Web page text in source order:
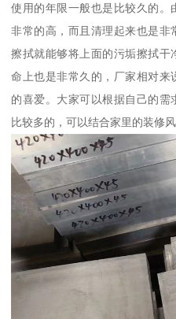
使用的年限一般也是比较久的。
非常的高，而且清理起来也是非
擦拭就能够将上面的污垢擦拭
命上也是非常久的，厂家相对来
的喜爱。大家可以根据自己的
比较多的，可以结合家里的装修风